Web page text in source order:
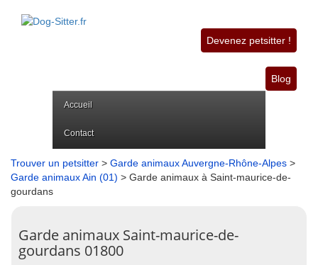
Devenez petsitter !
Blog
Accueil
Contact
Trouver un petsitter > Garde animaux Auvergne-Rhône-Alpes >
Garde animaux Ain (01) > Garde animaux à Saint-maurice-de-
gourdans
Garde animaux Saint-maurice-de-
gourdans 01800